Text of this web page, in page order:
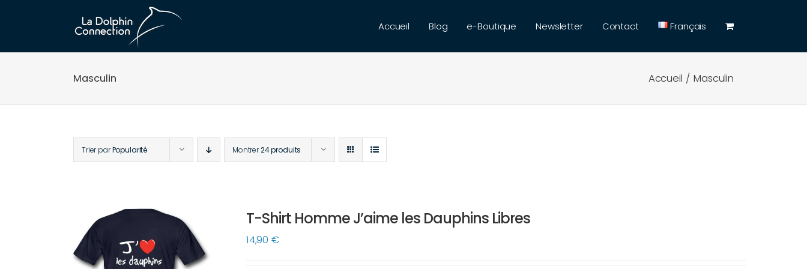
Accueil Blog e-Boutique Newsletter Contact Français
Masculin Accueil Masculin
Trier parPopularité Montrer24 produits
T-Shirt Homme J’aime les Dauphins Libres
14,90 €